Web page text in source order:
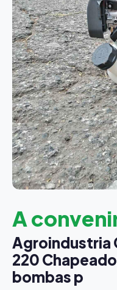
A
Agroindustria
220
bombas p